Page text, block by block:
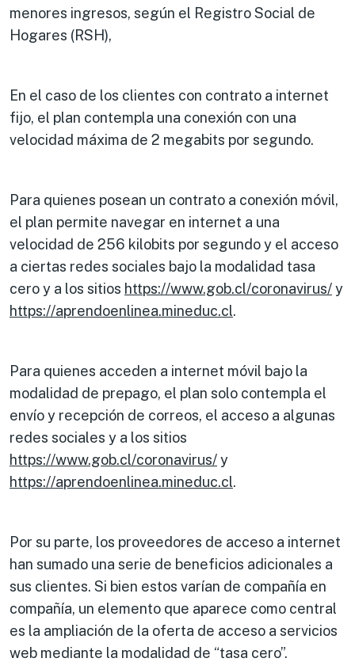
menores ingresos, según el Registro Social de
Hogares (RSH),
En el caso de los clientes con contrato a internet
fijo, el plan contempla una conexión con una
velocidad máxima de 2 megabits por segundo.
Para quienes posean un contrato a conexión móvil,
el plan permite navegar en internet a una
velocidad de 256 kilobits por segundo y el acceso
a ciertas redes sociales bajo la modalidad tasa
cero y a los sitios https://www.gob.cl/coronavirus/y
https://aprendoenlinea.mineduc.cl.
Para quienes acceden a internet móvil bajo la
modalidad de prepago, el plan solo contempla el
envío y recepción de correos, el acceso a algunas
redes sociales y a los sitios
https://www.gob.cl/coronavirus/y
https://aprendoenlinea.mineduc.cl.
Por su parte, los proveedores de acceso a internet
han sumado una serie de beneficios adicionales a
sus clientes. Si bien estos varían de compañía en
compañía, un elemento que aparece como central
es la ampliación de la oferta de acceso a servicios
web mediante la modalidad de “tasa cero”.